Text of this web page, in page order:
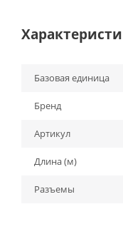
Базовая единица
Бренд
Артикул
Длина (м)
Разъемы